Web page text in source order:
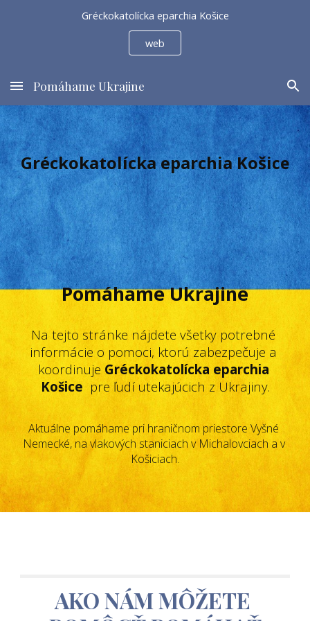
Gréckokatolícka eparchia Košice
web
Pomáhame Ukrajine
Gréckokatolícka eparchia Košice
Pomáhame Ukrajine
Na tejto stránke nájdete všetky potrebné
informácie o pomoci, ktorú zabezpečuje a
koordinuje Gréckokatolícka eparchia
Košice
  pre ľudí utekajúcich z Ukrajiny.
Aktuálne pomáhame pri hraničnom priestore Vyšné
Nemecké, na vlakových staniciach v Michalovciach
a v
Košiciach.
AKO NÁM MÔŽETE